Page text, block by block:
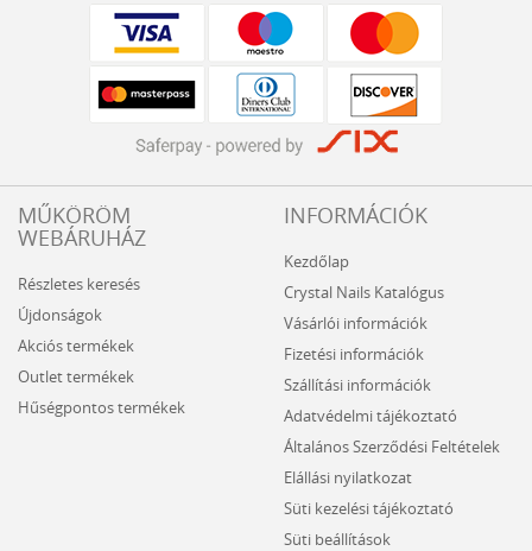
MŰKÖRÖM
WEBÁRUHÁZ
Részletes keresés
Újdonságok
Akciós termékek
Outlet termékek
Hűségpontos termékek
INFORMÁCIÓK
Kezdőlap
Crystal Nails Katalógus
Vásárlói információk
Fizetési információk
Szállítási információk
Adatvédelmi tájékoztató
Általános Szerződési Feltételek
Elállási nyilatkozat
Süti kezelési tájékoztató
Süti beállítások